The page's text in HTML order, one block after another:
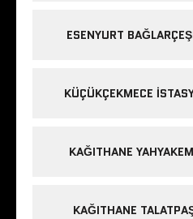
ESENYURT
KÜÇÜKÇEKMECE
KAĞITHANE
KAĞITHANE